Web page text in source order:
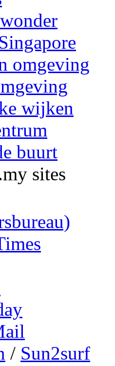
omgeving
wijken
buurt
sites
/ Sun2surf